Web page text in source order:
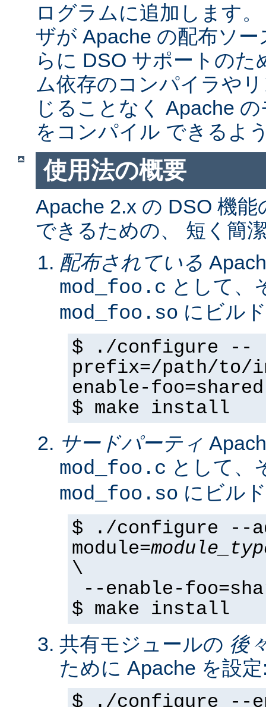
ログラムに追加します
ザが Apache の配布ソ
らに DSO サポートの
ム依存のコンパイラや
じることなく Apache
をコンパイル できるよ
使用法の概要
Apache 2.x の DSO 機
できるための、 短く簡
配布されている
mod_foo.c として、
mod_foo.so にビル
$ ./configure --
prefix=/path/
enable-foo=shared
$ make install
サードパーティ
mod_foo.c として、
mod_foo.so にビル
$ ./configure --
module=
\
--enable-
$ make install
共有モジュールの 後
ために Apache を設
$ ./configure --